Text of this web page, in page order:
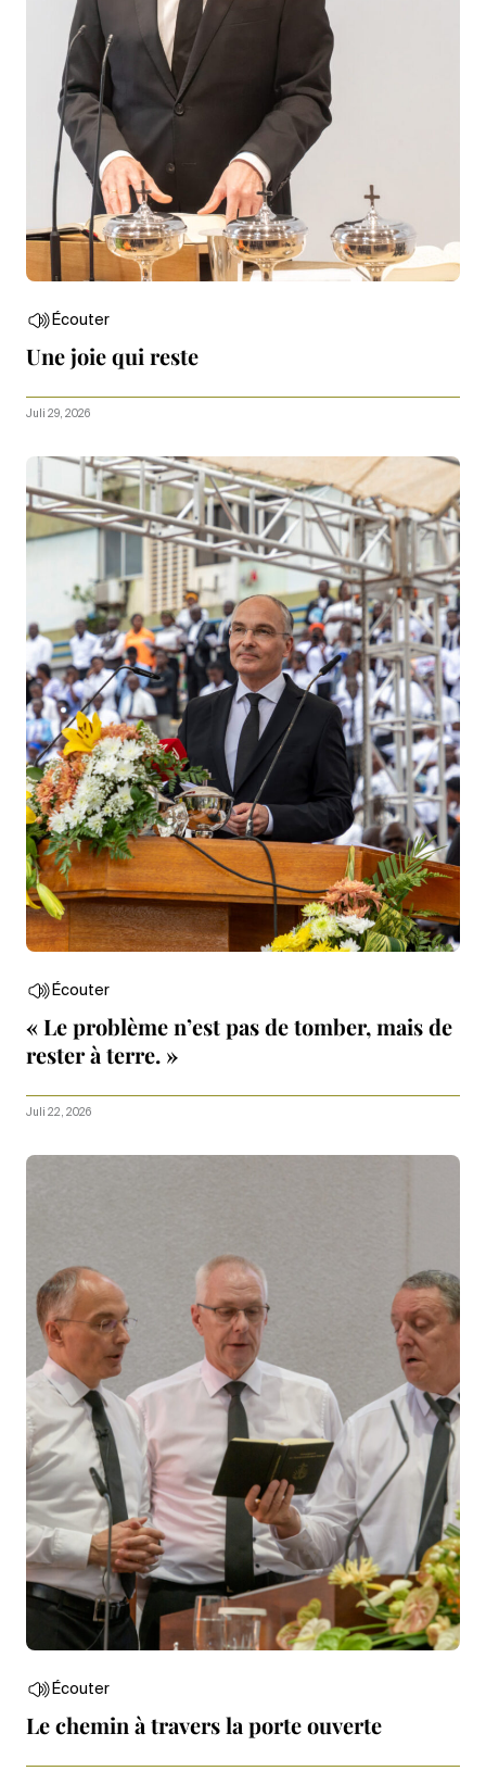
Écouter
Une joie qui reste
Juli 29, 2026
Écouter
« Le problème n’est pas de tomber, mais de
rester à terre. »
Juli 22, 2026
Écouter
Le chemin à travers la porte ouverte